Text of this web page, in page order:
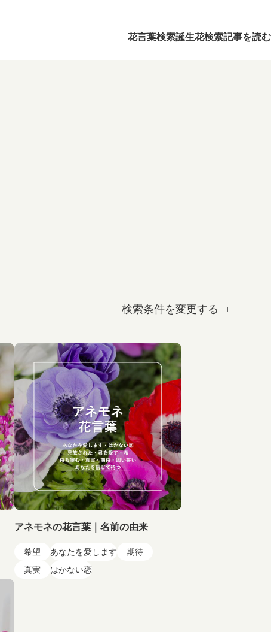
花言葉検索誕生花検索記事を読む
検索条件を変更する
アネモネの花言葉｜名前の由来
希望 あなたを愛します
期待
真実
はかない恋